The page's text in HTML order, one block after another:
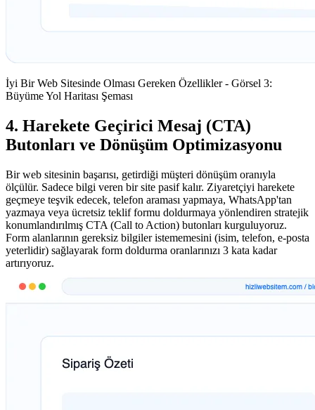
İyi Bir Web Sitesinde Olması Gereken Özellikler - Görsel 3:
Büyüme Yol Haritası Şeması
4. Harekete Geçirici Mesaj (CTA)
Butonları ve Dönüşüm Optimizasyonu
Bir web sitesinin başarısı, getirdiği müşteri dönüşüm oranıyla
ölçülür. Sadece bilgi veren bir site pasif kalır. Ziyaretçiyi harekete
geçmeye teşvik edecek, telefon araması yapmaya, WhatsApp'tan
yazmaya veya ücretsiz teklif formu doldurmaya yönlendiren stratejik
konumlandırılmış CTA (Call to Action) butonları kurguluyoruz.
Form alanlarının gereksiz bilgiler istememesini (isim, telefon, e-posta
yeterlidir) sağlayarak form doldurma oranlarınızı 3 kata kadar
artırıyoruz.